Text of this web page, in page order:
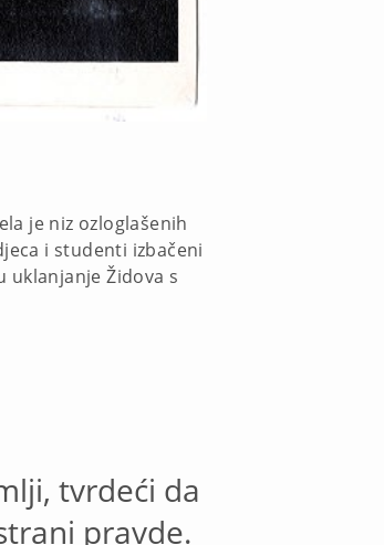
je niz ozloglašenih
i studenti izbačeni
uklanjanje Židova s
tvrdeći da
pravde.